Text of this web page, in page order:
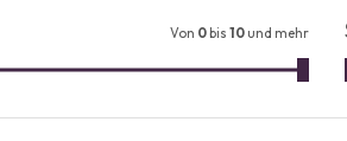
Von 0 bis 10 und mehr